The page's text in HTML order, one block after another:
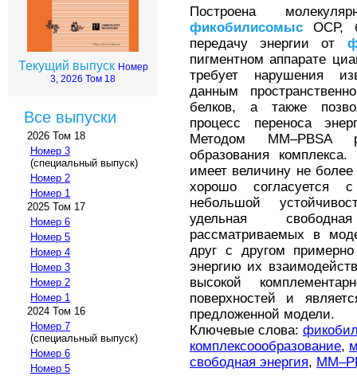
Текущий выпуск Номер
3, 2026 Том 18
Все выпуски
2026 Том 18
Номер 3
(специальный выпуск)
Номер 2
Номер 1
2025 Том 17
Номер 6
Номер 5
Номер 4
Номер 3
Номер 2
Номер 1
2024 Том 16
Номер 7
(специальный выпуск)
Номер 6
Номер 5
Построена
фикобилисомыс ОСР,
передачу энергии от
пигментном аппарате
требует нарушения
данным
белков, а также
процесс переноса
Методом MM–PBSA
образования
имеет величину не
хорошо согласуется
небольшой
удельная
рассматриваемых в
друг с другом
энергию их
высокой
поверхностей и
предложенной модели.
Ключевые слова:
комплексоообразование,
свободная энергия,